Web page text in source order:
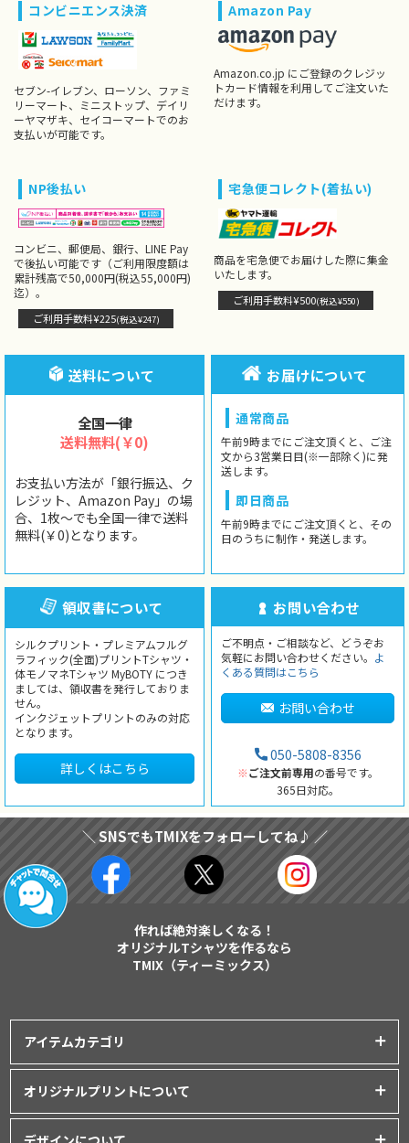
コンビニエンス決済
セブン-イレブン、ローソン、ファミ
リーマート、ミニストップ、デイリ
ーヤマザキ、セイコーマートでのお
支払いが可能です。
Amazon Pay
Amazon.co.jp にご登録のクレジッ
トカード情報を利用してご注文いた
だけます。
NP後払い
コンビニ、郵便局、銀行、LINE Pay
で後払い可能です（ご利用限度額は
累計残高で50,000円(税込55,000円)
迄）。
ご利用手数料¥225(税込¥247)
宅急便コレクト(着払い)
商品を宅急便でお届けした際に集金
いたします。
ご利用手数料¥500(税込¥550)
送料について
全国一律
送料無料(￥0)
お支払い方法が「銀行振込、ク
レジット、Amazon Pay」の場
合、1枚〜でも全国一律で送料
無料(￥0)となります。
お届けについて
通常商品
午前9時までにご注文頂くと、ご注
文から3営業日目(※一部除く)に発
送します。
即日商品
午前9時までにご注文頂くと、その
日のうちに制作・発送します。
領収書について
シルクプリント・プレミアムフルグ
ラフィック(全面)プリントTシャツ・
体モノマネTシャツ MyBOTY につき
ましては、領収書を発行しておりま
せん。
インクジェットプリントのみの対応
となります。
詳しくはこちら
お問い合わせ
ご不明点・ご相談など、どうぞお
気軽にお問い合わせください。 よ
くある質問はこちら
お問い合わせ
050-5808-8356
※ご注文前専用の番号です。
365日対応。
＼ SNSでもTMIXをフォローしてね♪ ／
作れば絶対楽しくなる！
オリジナルTシャツを作るなら
TMIX（ティーミックス）
アイテムカテゴリ
ポロシャツ│ スポーツウェア
オリジナルプリントについて